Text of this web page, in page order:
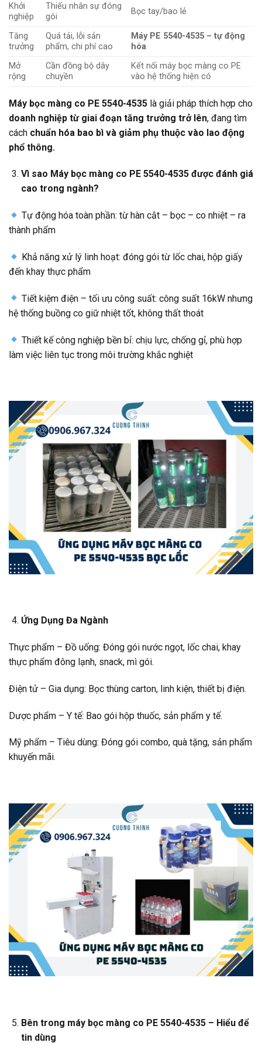
Khởi
nghiệp
Thiếu nhân sự đóng
gói
Bọc tay/bao lẻ
Tăng
trưởng
Quá tải, lỗi sản
phẩm, chi phí cao
Máy PE 5540-4535 – tự động
hóa
Mở
rộng
Cần đồng bộ dây
chuyền
Kết nối máy bọc màng co PE
vào hệ thống hiện có
Máy bọc màng co PE 5540-4535 là giải pháp thích hợp cho
doanh nghiệp từ giai đoạn tăng trưởng trở lên, đang tìm
cách chuẩn hóa bao bì và giảm phụ thuộc vào lao động
phổ thông.
Vì sao Máy bọc màng co PE 5540-4535 được đánh giá
cao trong ngành?
Tự động hóa toàn phần: từ hàn cắt – bọc – co nhiệt – ra
thành phẩm
Khả năng xử lý linh hoạt: đóng gói từ lốc chai, hộp giấy
đến khay thực phẩm
Tiết kiệm điện – tối ưu công suất: công suất 16kW nhưng
hệ thống buồng co giữ nhiệt tốt, không thất thoát
Thiết kế công nghiệp bền bỉ: chịu lực, chống gỉ, phù hợp
làm việc liên tục trong môi trường khắc nghiệt
Ứng Dụng Đa Ngành
Thực phẩm – Đồ uống: Đóng gói nước ngọt, lốc chai, khay
thực phẩm đông lạnh, snack, mì gói.
Điện tử – Gia dụng: Bọc thùng carton, linh kiện, thiết bị điện.
Dược phẩm – Y tế: Bao gói hộp thuốc, sản phẩm y tế.
Mỹ phẩm – Tiêu dùng: Đóng gói combo, quà tặng, sản phẩm
khuyến mãi.
Bên trong máy bọc màng co PE 5540-4535 – Hiểu để
tin dùng